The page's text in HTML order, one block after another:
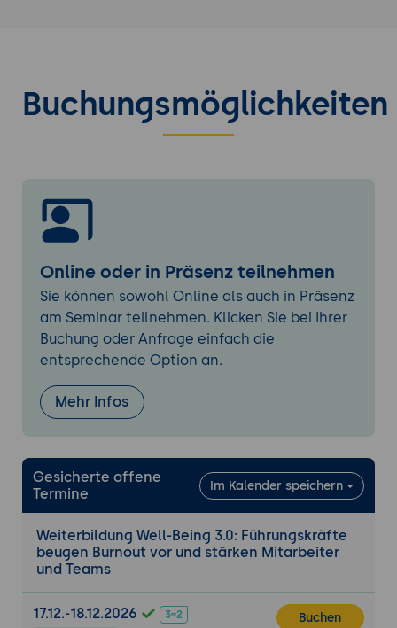
Teamreflexionen
Ressourcenorientierte Rückschau und
Strategien zur individuellen
Resilienzförderung
Transfer in den Führungsalltag
Individuelle Umsetzungspläne
Praxisreflexion und nächste Schritte
Buchungsmöglichkeiten
Online oder in Präsenz teilnehmen
Sie können sowohl Online als auch in Präsenz
am Seminar teilnehmen. Klicken Sie bei Ihrer
Buchung oder Anfrage einfach die
entsprechende Option an.
Mehr Infos
Gesicherte offene
Termine
Im Kalender speichern
Weiterbildung Well-Being 3.0: Führungskräfte
beugen Burnout vor und stärken Mitarbeiter
und Teams
17.12.-18.12.2026 Buchen